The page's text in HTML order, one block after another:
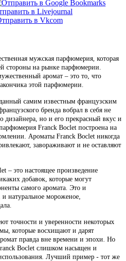
мужская парфюмерия, которая
стороны на рынке парфюмерии.
аромат – это то, что
этой парфюмерии.
самим известным французским
бренда вобрал в себя не
дизайнера, но и его прекрасный вкус и
Franck Boclet построена на
Ароматы Franck Boclet никогда
завораживают и не оставляют
– это настоящее произведение
добавок, которые могут
самого аромата. Это и
натуральное мороженое,
точности и уверенности некоторых
которые восхищают и дарят
правда вне времени и эпохи. Но
Boclet слишком насыщен и
Лучший пример - тот же